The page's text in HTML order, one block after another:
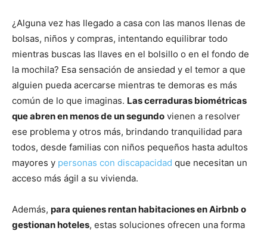
¿Alguna vez has llegado a casa con las manos llenas de
bolsas, niños y compras, intentando equilibrar todo
mientras buscas las llaves en el bolsillo o en el fondo de
la mochila? Esa sensación de ansiedad y el temor a que
alguien pueda acercarse mientras te demoras es más
común de lo que imaginas. Las cerraduras biométricas
que abren en menos de un segundo vienen a resolver
ese problema y otros más, brindando tranquilidad para
todos, desde familias con niños pequeños hasta adultos
mayores y personas con discapacidad que necesitan un
acceso más ágil a su vivienda.
Además, para quienes rentan habitaciones en Airbnb o
gestionan hoteles, estas soluciones ofrecen una forma